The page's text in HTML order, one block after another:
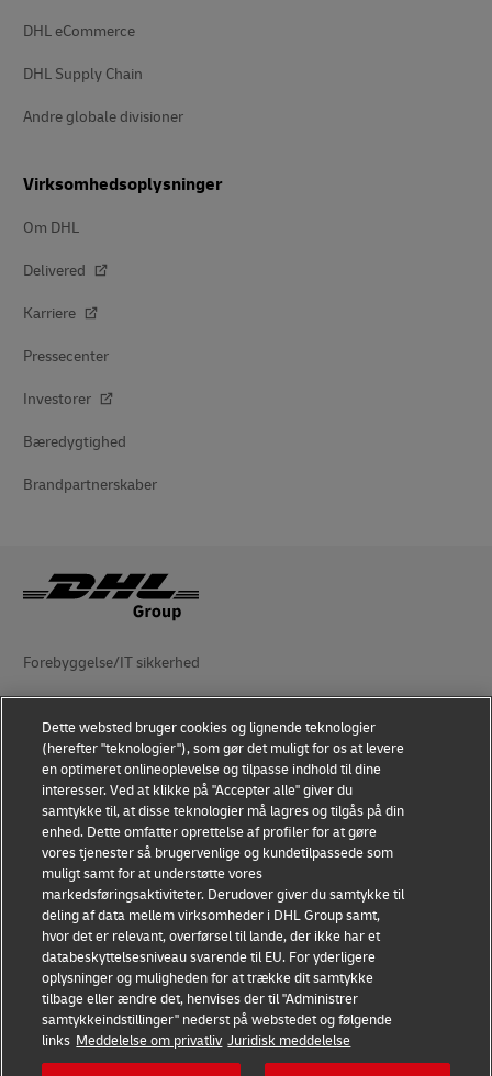
DHL eCommerce
DHL Supply Chain
Andre globale divisioner
Virksomhedsoplysninger
Om DHL
Delivered
Karriere
Pressecenter
Investorer
Bæredygtighed
Brandpartnerskaber
Forebyggelse/IT sikkerhed
Anvendelsesvilkår
Fortrolighedserklæring
Tilgængelighed
Yderligere oplysninger
Indstillinger for cookies
Følg os
Dette websted bruger cookies og lignende teknologier
(herefter "teknologier"), som gør det muligt for os at levere
en optimeret onlineoplevelse og tilpasse indhold til dine
interesser. Ved at klikke på "Accepter alle" giver du
samtykke til, at disse teknologier må lagres og tilgås på din
enhed. Dette omfatter oprettelse af profiler for at gøre
vores tjenester så brugervenlige og kundetilpassede som
muligt samt for at understøtte vores
markedsføringsaktiviteter. Derudover giver du samtykke til
deling af data mellem virksomheder i DHL Group samt,
hvor det er relevant, overførsel til lande, der ikke har et
databeskyttelsesniveau svarende til EU. For yderligere
oplysninger og muligheden for at trække dit samtykke
tilbage eller ændre det, henvises der til "Administrer
samtykkeindstillinger" nederst på webstedet og følgende
links Meddelelse om privatliv Juridisk meddelelse